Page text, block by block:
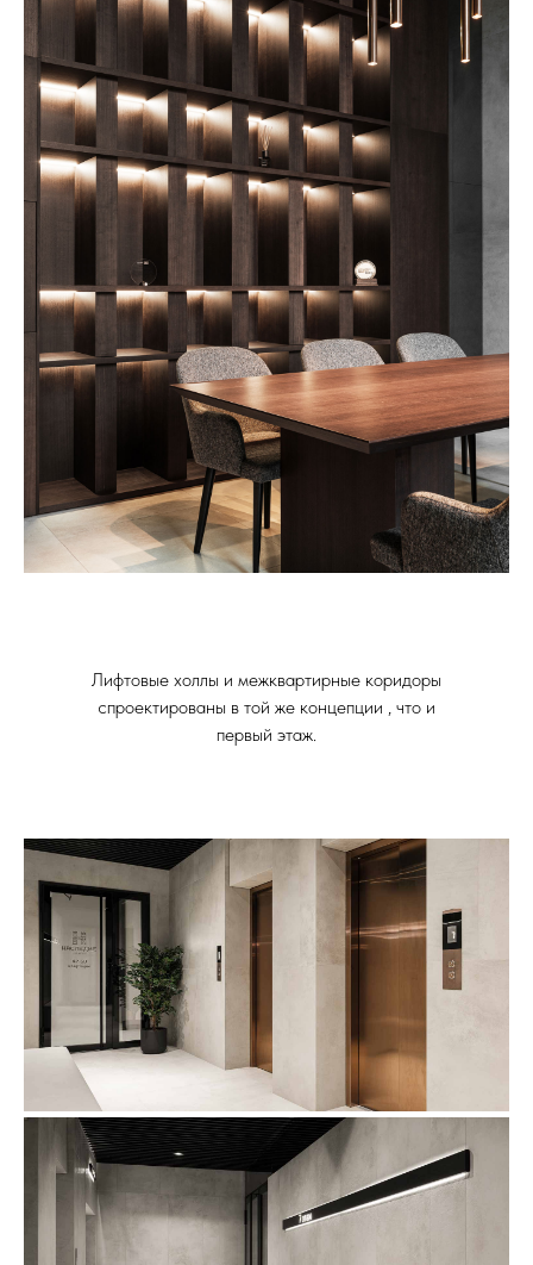
Лифтовые холлы и межквартирные коридоры
спроектированы в той же концепции , что и
первый этаж.